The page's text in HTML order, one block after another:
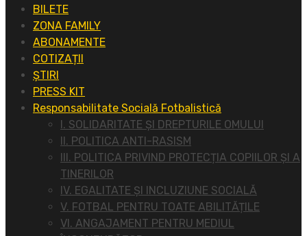
BILETE
ZONA FAMILY
ABONAMENTE
COTIZAȚII
ȘTIRI
PRESS KIT
Responsabilitate Socială Fotbalistică
I. SOLIDARITATE ȘI DREPTURILE OMULUI
II. POLITICA ANTI-RASISM
III. POLITICA PRIVIND PROTECȚIA COPIILOR ȘI A
TINERILOR
IV. EGALITATE ȘI INCLUZIUNE SOCIALĂ
V. FOTBAL PENTRU TOATE ABILITĂȚILE
VI. ANGAJAMENT PENTRU MEDIUL